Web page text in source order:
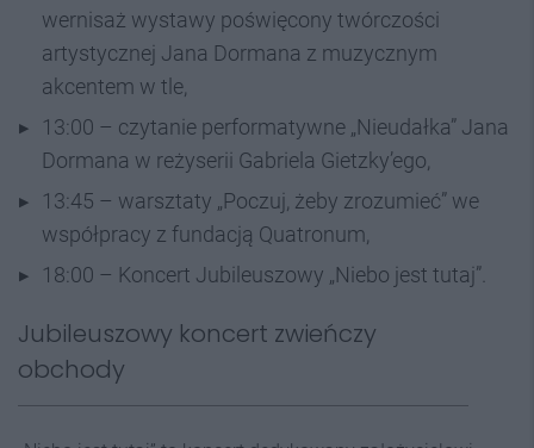
wernisaż wystawy poświęcony twórczości
artystycznej Jana Dormana z muzycznym
akcentem w tle,
13:00 – czytanie performatywne „Nieudałka” Jana
Dormana w reżyserii Gabriela Gietzky’ego,
13:45 – warsztaty „Poczuj, żeby zrozumieć” we
współpracy z fundacją Quatronum,
18:00 – Koncert Jubileuszowy „Niebo jest tutaj”.
Jubileuszowy koncert zwieńczy
obchody